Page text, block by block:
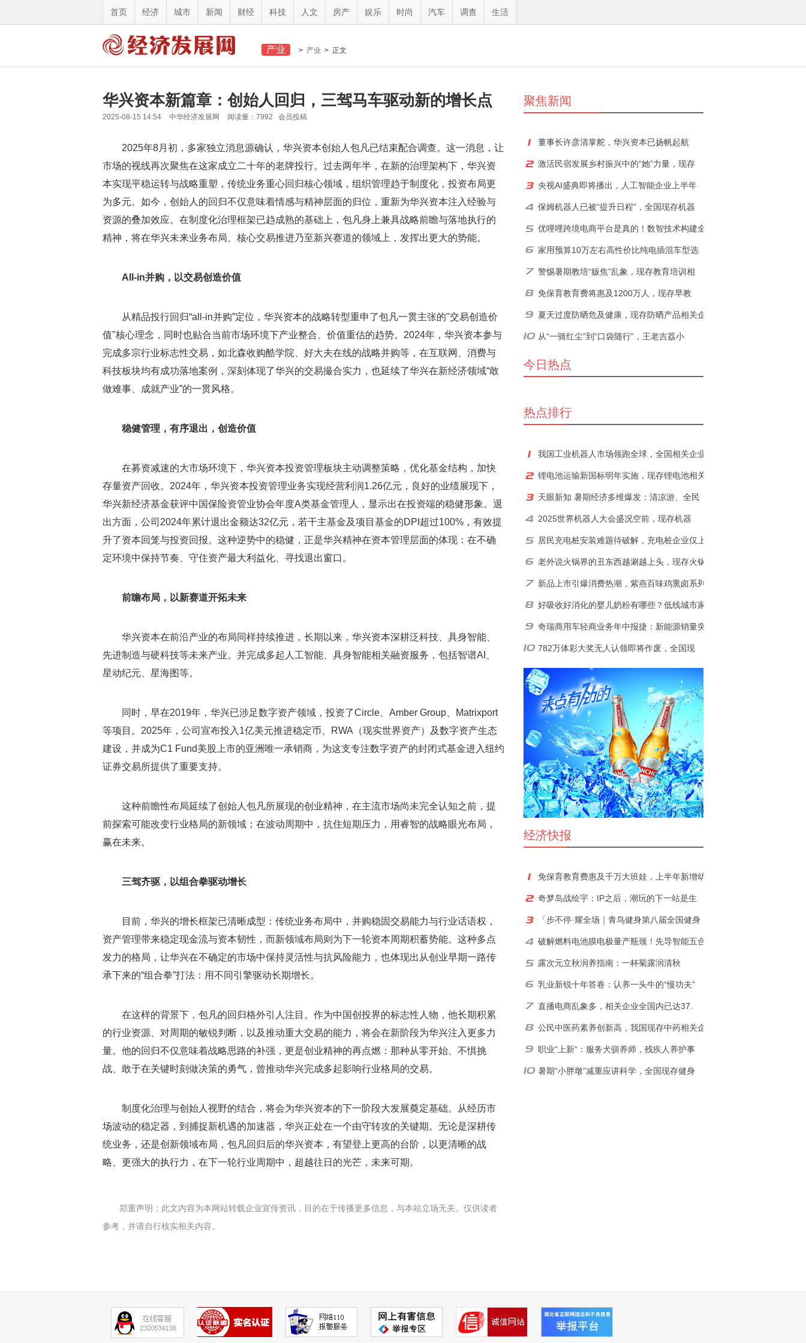
首页 经济 城市 新闻 财经 科技 人文 房产 娱乐 时尚 汽车 调查 生活
产业 > 产业 > 正文
华兴资本新篇章：创始人回归，三驾马车驱动新的增长点
2025-08-15 14:54 中华经济发展网 阅读量：7992 会员投稿
2025年8月初，多家独立消息源确认，华兴资本创始人包凡已结束配合调查。这一消息，让
市场的视线再次聚焦在这家成立二十年的老牌投行。过去两年半，在新的治理架构下，华兴资
本实现平稳运转与战略重塑，传统业务重心回归核心领域，组织管理趋于制度化，投资布局更
为多元。如今，创始人的回归不仅意味着情感与精神层面的归位，重新为华兴资本注入经验与
资源的叠加效应。在制度化治理框架已趋成熟的基础上，包凡身上兼具战略前瞻与落地执行的
精神，将在华兴未来业务布局、核心交易推进乃至新兴赛道的领域上，发挥出更大的势能。
All-in并购，以交易创造价值
从精品投行回归“all-in并购”定位，华兴资本的战略转型重申了包凡一贯主张的"交易创造价
值"核心理念，同时也贴合当前市场环境下产业整合、价值重估的趋势。2024年，华兴资本参与
完成多宗行业标志性交易，如北森收购酷学院、好大夫在线的战略并购等，在互联网、消费与
科技板块均有成功落地案例，深刻体现了华兴的交易撮合实力，也延续了华兴在新经济领域“敢
做难事、成就产业”的一贯风格。
稳健管理，有序退出，创造价值
在募资减速的大市场环境下，华兴资本投资管理板块主动调整策略，优化基金结构，加快
存量资产回收。2024年，华兴资本投资管理业务实现经营利润1.26亿元，良好的业绩展现下，
华兴新经济基金获评中国保险资管业协会年度A类基金管理人，显示出在投资端的稳健形象。退
出方面，公司2024年累计退出金额达32亿元，若干主基金及项目基金的DPI超过100%，有效提
升了资本回笼与投资回报。这种逆势中的稳健，正是华兴精神在资本管理层面的体现：在不确
定环境中保持节奏、守住资产最大利益化、寻找退出窗口。
前瞻布局，以新赛道开拓未来
华兴资本在前沿产业的布局同样持续推进，长期以来，华兴资本深耕泛科技、具身智能、
先进制造与硬科技等未来产业。并完成多起人工智能、具身智能相关融资服务，包括智谱AI、
星动纪元、星海图等。
同时，早在2019年，华兴已涉足数字资产领域，投资了Circle、Amber Group、Matrixport
等项目。2025年，公司宣布投入1亿美元推进稳定币、RWA（现实世界资产）及数字资产生态
建设，并成为C1 Fund美股上市的亚洲唯一承销商，为这支专注数字资产的封闭式基金进入纽约
证券交易所提供了重要支持。
这种前瞻性布局延续了创始人包凡所展现的创业精神，在主流市场尚未完全认知之前，提
前探索可能改变行业格局的新领域；在波动周期中，抗住短期压力，用睿智的战略眼光布局，
赢在未来。
三驾齐驱，以组合拳驱动增长
目前，华兴的增长框架已清晰成型：传统业务布局中，并购稳固交易能力与行业话语权，
资产管理带来稳定现金流与资本韧性，而新领域布局则为下一轮资本周期积蓄势能。这种多点
发力的格局，让华兴在不确定的市场中保持灵活性与抗风险能力，也体现出从创业早期一路传
承下来的“组合拳”打法：用不同引擎驱动长期增长。
在这样的背景下，包凡的回归格外引人注目。作为中国创投界的标志性人物，他长期积累
的行业资源、对周期的敏锐判断，以及推动重大交易的能力，将会在新阶段为华兴注入更多力
量。他的回归不仅意味着战略思路的补强，更是创业精神的再点燃：那种从零开始、不惧挑
战、敢于在关键时刻做决策的勇气，曾推动华兴完成多起影响行业格局的交易。
制度化治理与创始人视野的结合，将会为华兴资本的下一阶段大发展奠定基础。从经历市
场波动的稳定器，到捕捉新机遇的加速器，华兴正处在一个由守转攻的关键期。无论是深耕传
统业务，还是创新领域布局，包凡回归后的华兴资本，有望登上更高的台阶，以更清晰的战
略、更强大的执行力，在下一轮行业周期中，超越往日的光芒，未来可期。
郑重声明：此文内容为本网站转载企业宣传资讯，目的在于传播更多信息，与本站立场无关。仅供读者
参考，并请自行核实相关内容。
聚焦新闻
董事长许彦清掌舵，华兴资本已扬帆起航
激活民宿发展乡村振兴中的“她”力量，现存
央视AI盛典即将播出，人工智能企业上半年
保姆机器人已被“提升日程”，全国现存机器
优哩哩跨境电商平台是真的！数智技术构建全
家用预算10万左右高性价比纯电插混车型选
警惕暑期教培“贩焦”乱象，现存教育培训相
免保育教育费将惠及1200万人，现存早教
夏天过度防晒危及健康，现存防晒产品相关企
从“一骑红尘”到“口袋随行”，王老吉荔小
今日热点
热点排行
我国工业机器人市场领跑全球，全国相关企业
锂电池运输新国标明年实施，现存锂电池相关
天眼新知 暑期经济多维爆发：清凉游、全民
2025世界机器人大会盛况空前，现存机器
居民充电桩安装难题待破解，充电桩企业仅上
老外说火锅界的丑东西越涮越上头，现存火锅
新品上市引爆消费热潮，紫燕百味鸡熏卤系列
好吸收好消化的婴儿奶粉有哪些？低线城市家
奇瑞商用车轻商业务年中报捷：新能源销量突
782万体彩大奖无人认领即将作废，全国现
经济快报
免保育教育费惠及千万大班娃，上半年新增幼
奇梦岛战绘宇：IP之后，潮玩的下一站是生
「步不停·耀全场｜青鸟健身第八届全国健身
破解燃料电池膜电极量产瓶颈！先导智能五合
露次元立秋润养指南：一杯菊露润清秋
乳业新锐十年答卷：认养一头牛的“慢功夫”
直播电商乱象多，相关企业全国内已达37.
公民中医药素养创新高，我国现存中药相关企
职业“上新“：服务犬驯养师，残疾人养护事
暑期“小胖墩”减重应讲科学，全国现存健身